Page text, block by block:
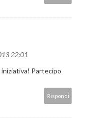
22:01
Partecipo
Rispondi